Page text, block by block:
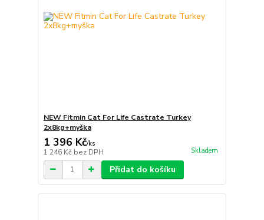
NEW Fitmin Cat For Life Castrate Turkey
2x8kg+myška
1 396 Kč/ks
1 246 Kč bez DPH Skladem
Přidat do košíku